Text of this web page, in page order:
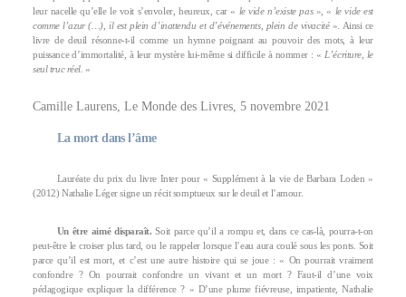
leur nacelle qu’elle le voit s’envoler, heureux, car « le vide n’existe pas», « le vide est
comme l’azur (…), il est plein d’inattendu et d’événements, plein de vivacité». Ainsi ce
livre de deuil résonne-t-il comme un hymne poignant au pouvoir des mots, à leur
puissance d’immortalité, à leur mystère lui-même si difficile à nommer : « L’écriture, le
seul truc réel. »
Camille Laurens, Le Monde des Livres, 5 novembre 2021
La mort dans l’âme
Lauréate du prix du livre Inter pour « Supplément à la vie de Barbara Loden »
(2012) Nathalie Léger signe un récit somptueux sur le deuil et l’amour.
Un être aimé disparaît. Soit parce qu’il a rompu et, dans ce cas-là, pourra-t-on
peut-être le croiser plus tard, ou le rappeler lorsque l’eau aura coulé sous les ponts. Soit
parce qu’il est mort, et c’est une autre histoire qui se joue : « On pourrait vraiment
confondre ? On pourrait confondre un vivant et un mort ? Faut-il d’une voix
pédagogique expliquer la différence ? » D’une plume fiévreuse, impatiente, Nathalie